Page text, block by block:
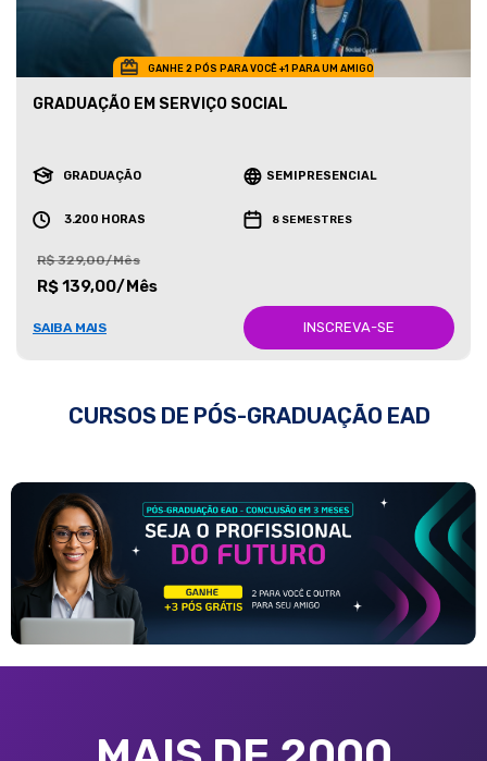
GANHE 2 PÓS PARA VOCÊ +1 PARA UM AMIGO
GRADUAÇÃO EM SERVIÇO SOCIAL
GRADUAÇÃO SEMIPRESENCIAL
3.200 HORAS 8 SEMESTRES
R$ 329,00/Mês
R$ 139,00/Mês
SAIBA MAIS INSCREVA-SE
CURSOS DE PÓS-GRADUAÇÃO EAD